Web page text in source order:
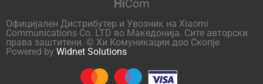
Официјален Дистрибутер и Увозник на Xiaomi
Communications Co. LTD во Македонија. Сите авторски
права заштитени. © Хи Комуникации доо Скопје
Powered by Widnet Solutions